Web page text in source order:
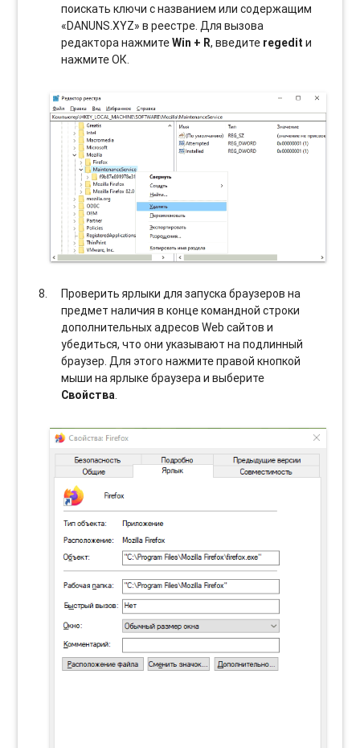
поискать ключи с названием или содержащим
«DANUNS.XYZ» в реестре. Для вызова
редактора нажмитеWin + R, введите regedit и
нажмите ОК.
Проверить ярлыки для запуска браузеров на
предмет наличия в конце командной строки
дополнительных адресов Web сайтов и
убедиться, что они указывают на подлинный
браузер. Для этого нажмите правой кнопкой
мыши на ярлыке браузера и выберите
Свойства.